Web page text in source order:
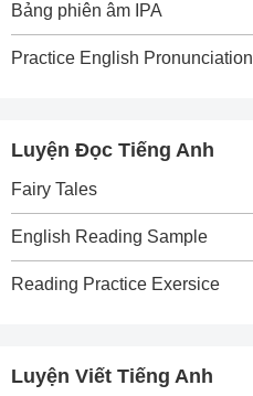
Bảng phiên âm IPA
Practice English Pronunciation
Luyện Đọc Tiếng Anh
Fairy Tales
English Reading Sample
Reading Practice Exersice
Luyện Viết Tiếng Anh